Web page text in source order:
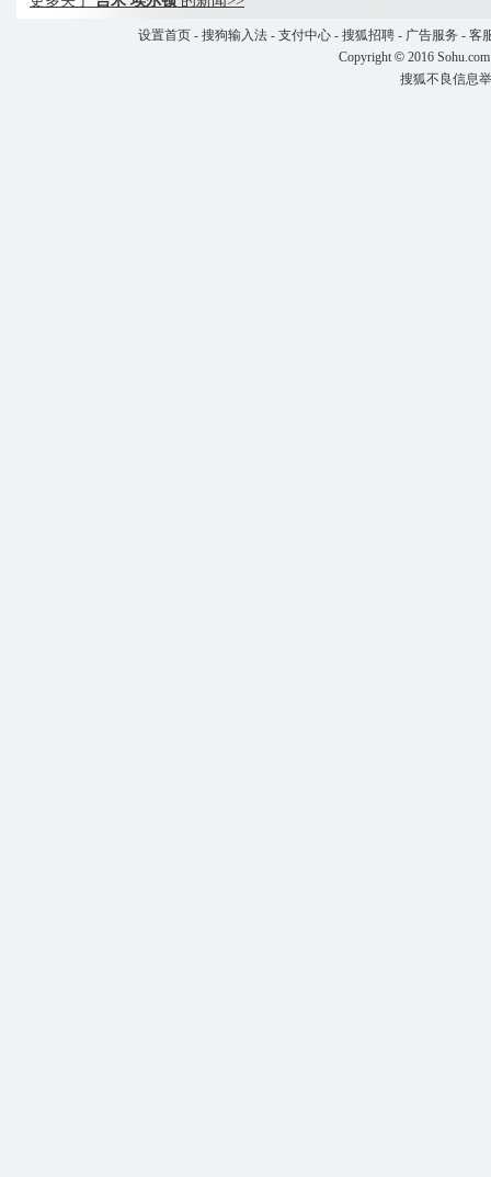
设置首页- 搜狗输入法- 支付中心- 搜狐招聘- 广告服务 - 客
Copyright © 2016
搜狐不良信息